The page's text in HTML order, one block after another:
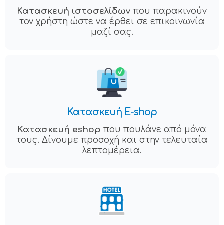
Κατασκευή ιστοσελίδων που παρακινούν
τον χρήστη ώστε να έρθει σε επικοινωνία
μαζί σας.
Κατασκευή E-shop
Κατασκευή eshop που πουλάνε από μόνα
τους. Δίνουμε προσοχή και στην τελευταία
λεπτομέρεια.